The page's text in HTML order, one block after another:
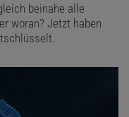
beinahe alle
woran? Jetzt haben